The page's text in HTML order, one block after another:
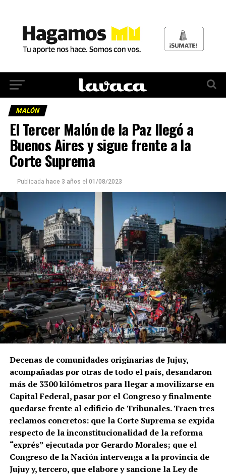
MALÓN
El Tercer Malón de la Paz llegó a
Buenos Aires y sigue frente a la
Corte Suprema
Publicada hace 3 años el 01/08/2023
Decenas de comunidades originarias de Jujuy,
acompañadas por otras de todo el país, desandaron
más de 3300 kilómetros para llegar a movilizarse en
Capital Federal, pasar por el Congreso y finalmente
quedarse frente al edificio de Tribunales. Traen tres
reclamos concretos: que la Corte Suprema se expida
respecto de la inconstitucionalidad de la reforma
“exprés” ejecutada por Gerardo Morales; que el
Congreso de la Nación intervenga a la provincia de
Jujuy y, tercero, que elabore y sancione la Ley de